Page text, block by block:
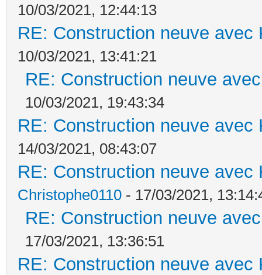
10/03/2021, 12:44:13
RE: Construction neuve avec
10/03/2021, 13:41:21
RE: Construction neuve
10/03/2021, 19:43:34
RE: Construction neuve avec
14/03/2021, 08:43:07
RE: Construction neuve avec
Christophe0110 - 17/03/2021,
RE: Construction neuve
17/03/2021, 13:36:51
RE: Construction neuve avec